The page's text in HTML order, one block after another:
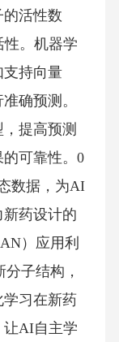
活性数
。机器学
支持向量
确预测。
提高预测
可靠性。0
数据，为AI
药设计的
）应用利
子结构，
学习在新药
让AI自主学